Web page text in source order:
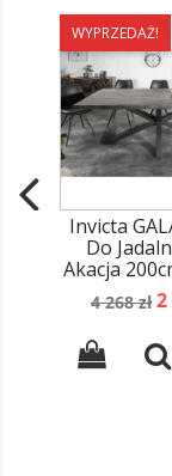
WYPRZEDAŻ!
Invicta
Do
Akacja
Cena
4 268 zł 2